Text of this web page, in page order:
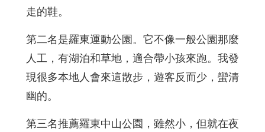
走的鞋。
第二名是羅東運動公園。它不像一般公園那麼
人工，有湖泊和草地，適合帶小孩來跑。我發
現很多本地人會來這散步，遊客反而少，蠻清
幽的。
第三名推薦羅東中山公園，雖然小，但就在夜